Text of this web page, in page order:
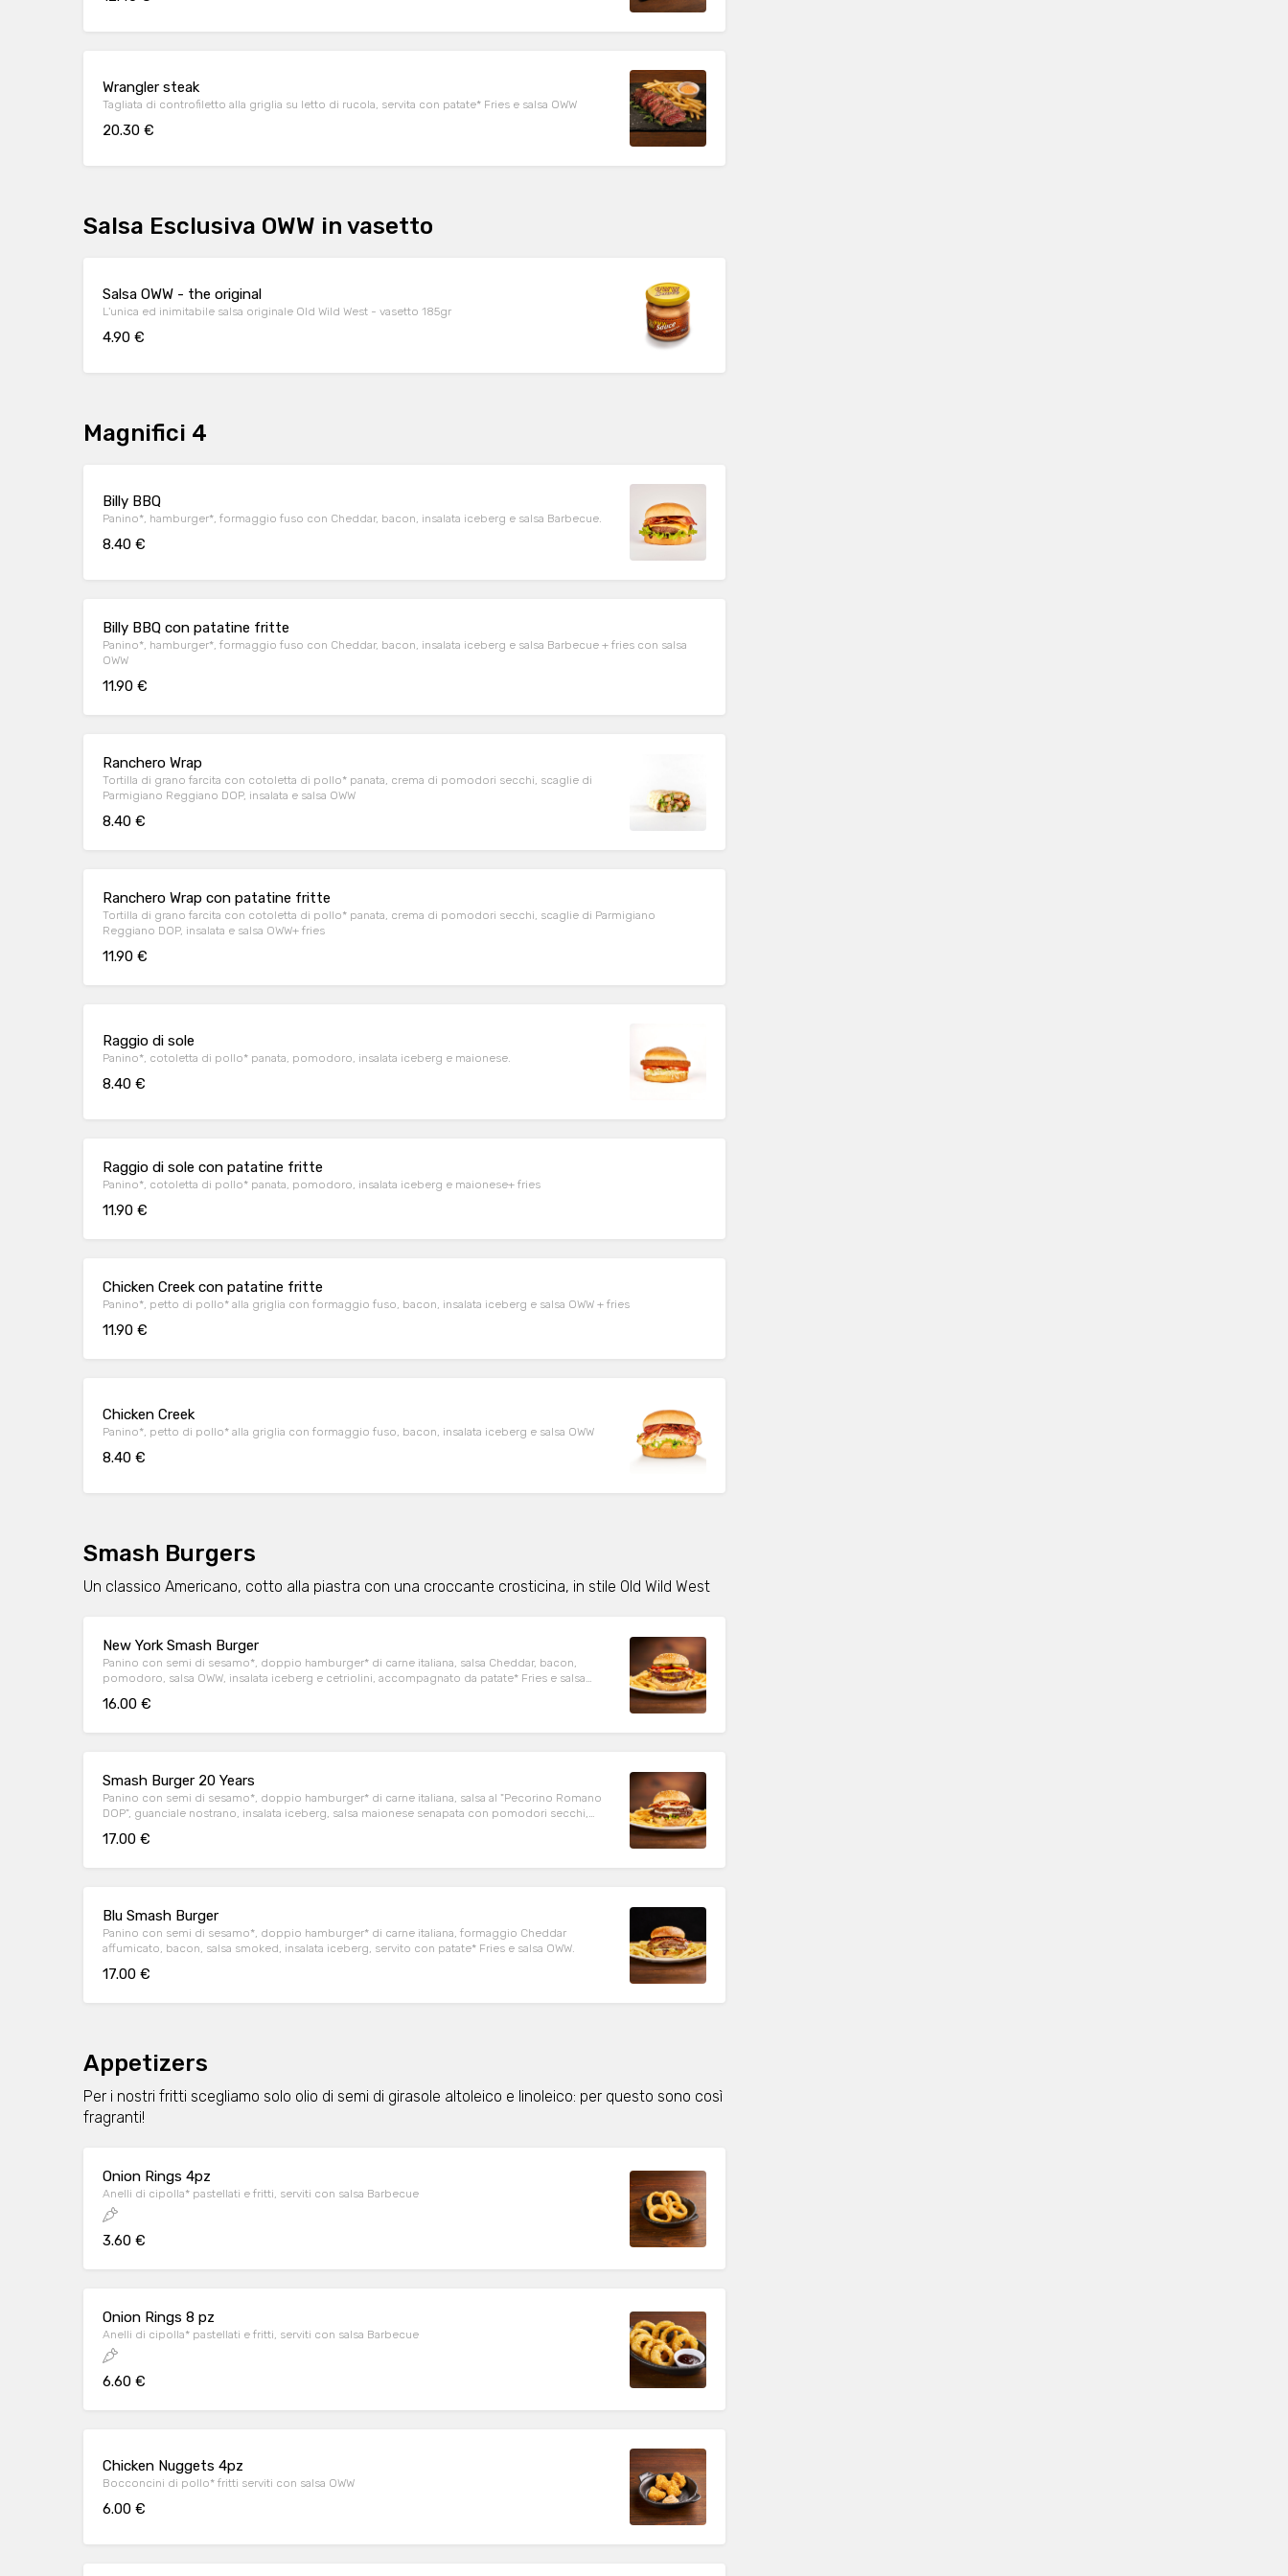
Wrangler steak
Tagliata di controfiletto alla griglia su letto di rucola, servita con patate* Fries e salsa OWW
20.30 €
Salsa Esclusiva OWW in vasetto
Salsa OWW - the original
L'unica ed inimitabile salsa originale Old Wild West - vasetto 185gr
4.90 €
Magnifici 4
Billy BBQ
Panino*, hamburger*, formaggio fuso con Cheddar, bacon, insalata iceberg e salsa Barbecue.
8.40 €
Billy BBQ con patatine fritte
Panino*, hamburger*, formaggio fuso con Cheddar, bacon, insalata iceberg e salsa Barbecue + fries con salsa
OWW
11.90 €
Ranchero Wrap
Tortilla di grano farcita con cotoletta di pollo* panata, crema di pomodori secchi, scaglie di
Parmigiano Reggiano DOP, insalata e salsa OWW
8.40 €
Ranchero Wrap con patatine fritte
Tortilla di grano farcita con cotoletta di pollo* panata, crema di pomodori secchi, scaglie di Parmigiano
Reggiano DOP, insalata e salsa OWW+ fries
11.90 €
Raggio di sole
Panino*, cotoletta di pollo* panata, pomodoro, insalata iceberg e maionese.
8.40 €
Raggio di sole con patatine fritte
Panino*, cotoletta di pollo* panata, pomodoro, insalata iceberg e maionese+ fries
11.90 €
Chicken Creek con patatine fritte
Panino*, petto di pollo* alla griglia con formaggio fuso, bacon, insalata iceberg e salsa OWW + fries
11.90 €
Chicken Creek
Panino*, petto di pollo* alla griglia con formaggio fuso, bacon, insalata iceberg e salsa OWW
8.40 €
Smash Burgers
Un classico Americano, cotto alla piastra con una croccante crosticina, in stile Old Wild West
New York Smash Burger
Panino con semi di sesamo*, doppio hamburger* di carne italiana, salsa Cheddar, bacon,
pomodoro, salsa OWW, insalata iceberg e cetriolini, accompagnato da patate* Fries e salsa
16.00 €
Smash Burger 20 Years
Panino con semi di sesamo*, doppio hamburger* di carne italiana, salsa al "Pecorino Romano
DOP", guanciale nostrano, insalata iceberg, salsa maionese senapata con pomodori secchi,
17.00 €
Blu Smash Burger
Panino con semi di sesamo*, doppio hamburger* di carne italiana, formaggio Cheddar
affumicato, bacon, salsa smoked, insalata iceberg, servito con patate* Fries e salsa OWW.
17.00 €
Appetizers
Per i nostri fritti scegliamo solo olio di semi di girasole altoleico e linoleico: per questo sono così
fragranti!
Onion Rings 4pz
Anelli di cipolla* pastellati e fritti, serviti con salsa Barbecue
3.60 €
Onion Rings 8 pz
Anelli di cipolla* pastellati e fritti, serviti con salsa Barbecue
6.60 €
Chicken Nuggets 4pz
Bocconcini di pollo* fritti serviti con salsa OWW
6.00 €